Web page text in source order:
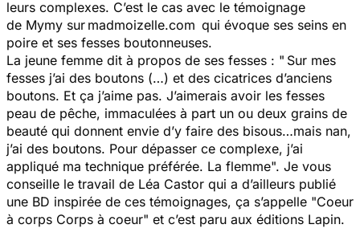
leurs complexes. C’est le cas avec le témoignage
de Mymy sur madmoizelle.com qui évoque ses seins en
poire et ses fesses boutonneuses.
La jeune femme dit à propos de ses fesses : " Sur mes
fesses j’ai des boutons (…) et des cicatrices d’anciens
boutons. Et ça j’aime pas. J’aimerais avoir les fesses
peau de pêche, immaculées à part un ou deux grains de
beauté qui donnent envie d’y faire des bisous…mais nan,
j’ai des boutons. Pour dépasser ce complexe, j’ai
appliqué ma technique préférée. La flemme". Je vous
conseille le travail de Léa Castor qui a d’ailleurs publié
une BD inspirée de ces témoignages, ça s’appelle "Coeur
à corps Corps à coeur" et c’est paru aux éditions Lapin.